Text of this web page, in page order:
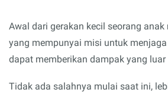
Awal dari gerakan kecil seorang anak
yang mempunyai misi untuk
dapat memberikan dampak yang luar
Tidak ada salahnya mulai saat ini,